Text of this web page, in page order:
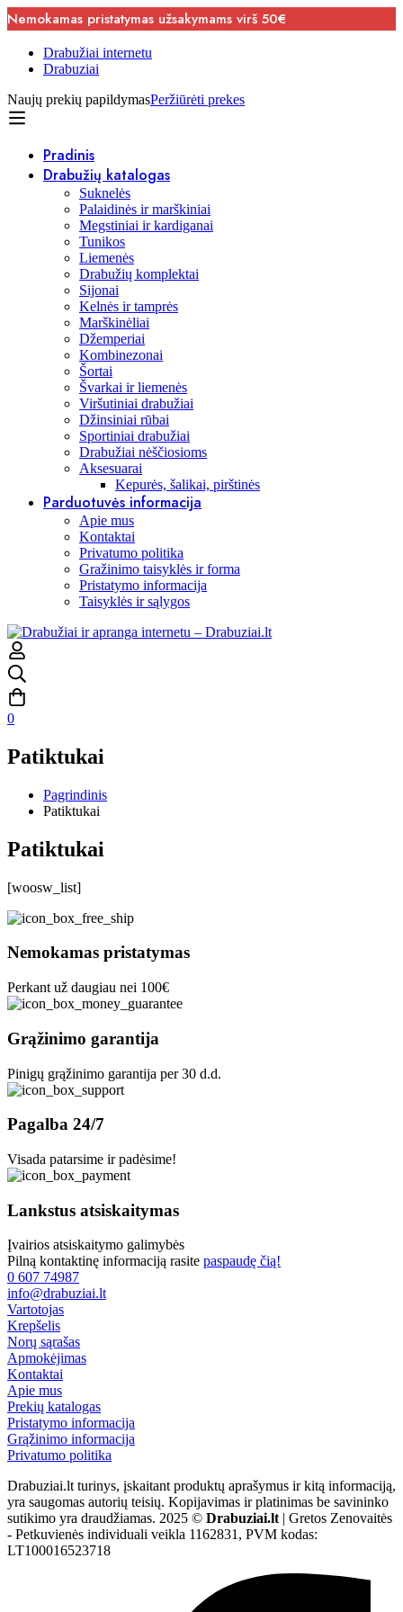
Nemokamas pristatymas užsakymams virš 50€
Drabužiai internetu
Drabuziai
Naujų prekių papildymasPeržiūrėti prekes
Pradinis
Drabužių katalogas
Suknelės
Palaidinės ir marškiniai
Megstiniai ir kardiganai
Tunikos
Liemenės
Drabužių komplektai
Sijonai
Kelnės ir tamprės
Marškinėliai
Džemperiai
Kombinezonai
Šortai
Švarkai ir liemenės
Viršutiniai drabužiai
Džinsiniai rūbai
Sportiniai drabužiai
Drabužiai nėščiosioms
Aksesuarai
Kepurės, šalikai, pirštinės
Parduotuvės informacija
Apie mus
Kontaktai
Privatumo politika
Gražinimo taisyklės ir forma
Pristatymo informacija
Taisyklės ir sąlygos
0
Patiktukai
Pagrindinis
Patiktukai
Patiktukai
[woosw_list]
Nemokamas pristatymas
Perkant už daugiau nei 100€
Grąžinimo garantija
Pinigų grąžinimo garantija per 30 d.d.
Pagalba 24/7
Visada patarsime ir padėsime!
Lankstus atsiskaitymas
Įvairios atsiskaitymo galimybės
Pilną kontaktinę informaciją rasite paspaudę čią!
0 607 74987
info@drabuziai.lt
Vartotojas
Krepšelis
Norų sąrašas
Apmokėjimas
Kontaktai
Apie mus
Prekių katalogas
Pristatymo informacija
Grąžinimo informacija
Privatumo politika
Drabuziai.lt turinys, įskaitant produktų aprašymus ir kitą informaciją,
yra saugomas autorių teisių. Kopijavimas ir platinimas be savininko
sutikimo yra draudžiamas. 2025 © Drabuziai.lt | Gretos Zenovaitės
- Petkuvienės individuali veikla 1162831, PVM kodas:
LT100016523718